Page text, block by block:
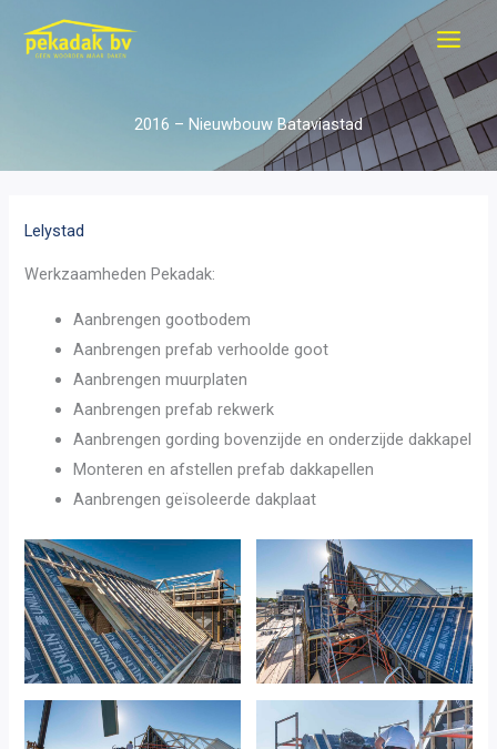
naar
2016 – Nieuwbouw Bataviastad
Lelystad
Werkzaamheden Pekadak:
Aanbrengen gootbodem
Aanbrengen prefab verhoolde goot
Aanbrengen muurplaten
Aanbrengen prefab rekwerk
Aanbrengen gording bovenzijde en onderzijde dakkapel
Monteren en afstellen prefab dakkapellen
Aanbrengen geïsoleerde dakplaat